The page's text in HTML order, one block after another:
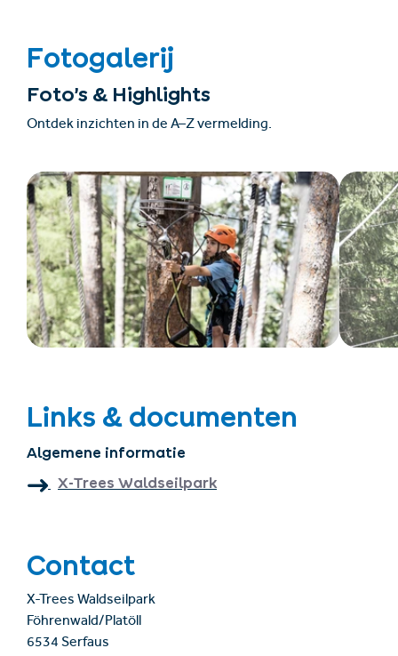
Fotogalerij
Foto’s & Highlights
Ontdek inzichten in de A–Z vermelding.
Links & documenten
Algemene informatie
X-Trees Waldseilpark
Contact
X-Trees Waldseilpark
Föhrenwald/Platöll
6534 Serfaus